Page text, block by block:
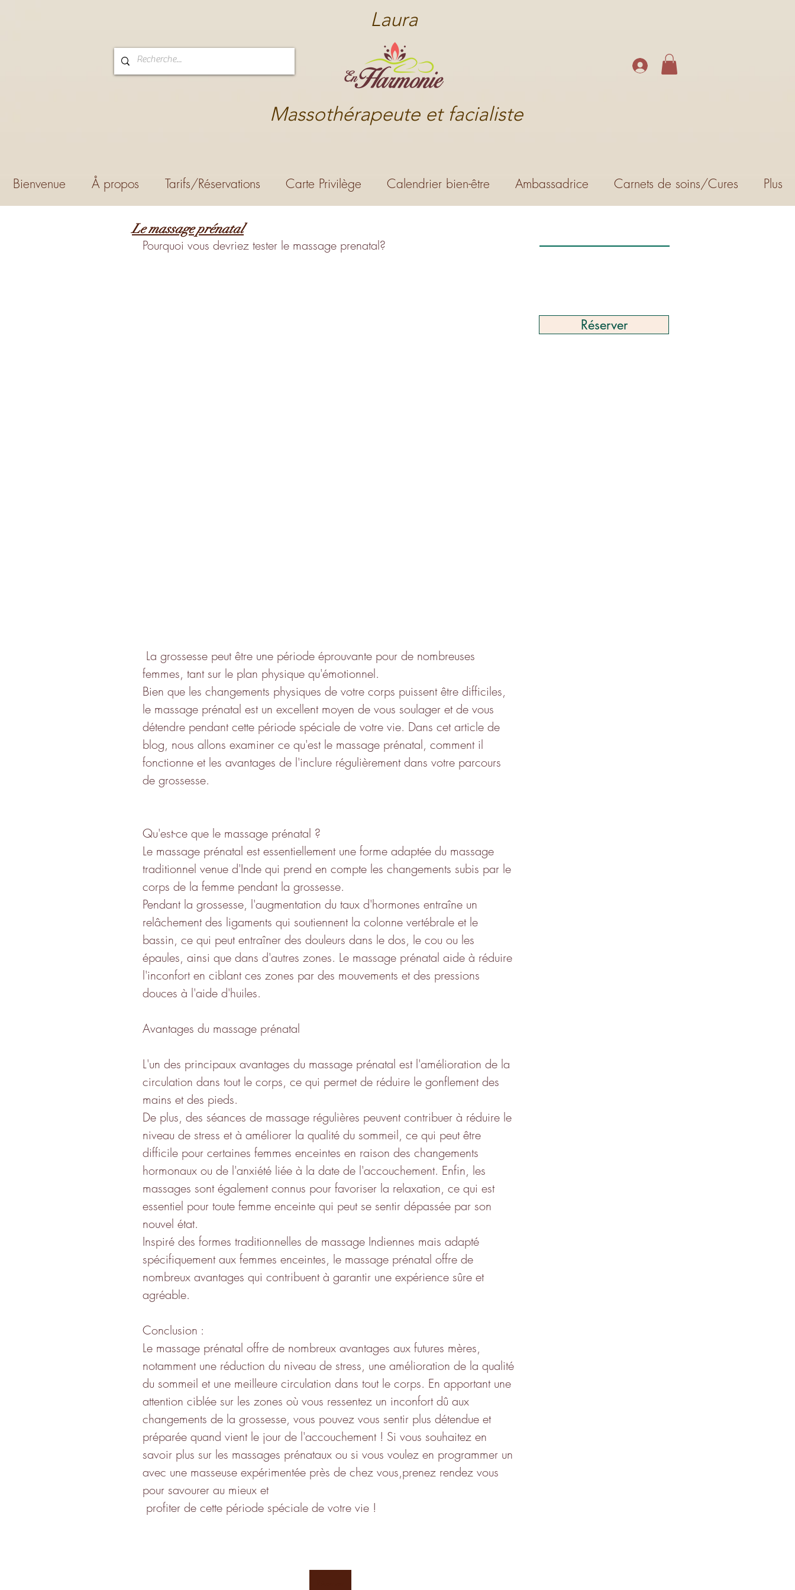
Laura
Massothérapeute et facialiste
Bienvenue Å propos Tarifs/Réservations Carte Privilège Calendrier bien-être Ambassadrice Carnets de soins/Cures Plus
Le massage prénatal
Pourquoi vous devriez tester le massage prenatal?
femmes, tant sur le plan physique qu'émotionnel.
Bien que les changements physiques de votre corps puissent être difficiles,
le massage prénatal est un excellent moyen de vous soulager et de vous
détendre pendant cette période spéciale de votre vie. Dans cet article de
blog, nous allons examiner ce qu'est le massage prénatal, comment il
fonctionne et les avantages de l'inclure régulièrement dans votre parcours
de grossesse.
Qu'est-ce que le massage prénatal ?
Le massage prénatal est essentiellement une forme adaptée du massage
traditionnel venue d'Inde qui prend en compte les changements subis par le
corps de la femme pendant la grossesse.
Pendant la grossesse, l'augmentation du taux d'hormones entraîne un
relâchement des ligaments qui soutiennent la colonne vertébrale et le
bassin, ce qui peut entraîner des douleurs dans le dos, le cou ou les
épaules, ainsi que dans d'autres zones. Le massage prénatal aide à réduire
l'inconfort en ciblant ces zones par des mouvements et des pressions
douces à l'aide d'huiles.
Avantages du massage prénatal
L'un des principaux avantages du massage prénatal est l'amélioration de la
circulation dans tout le corps, ce qui permet de réduire le gonflement des
mains et des pieds.
De plus, des séances de massage régulières peuvent contribuer à réduire le
niveau de stress et à améliorer la qualité du sommeil, ce qui peut être
difficile pour certaines femmes enceintes en raison des changements
hormonaux ou de l'anxiété liée à la date de l'accouchement. Enfin, les
massages sont également connus pour favoriser la relaxation, ce qui est
essentiel pour toute femme enceinte qui peut se sentir dépassée par son
nouvel état.
Inspiré des formes traditionnelles de massage Indiennes mais adapté
spécifiquement aux femmes enceintes, le massage prénatal offre de
nombreux avantages qui contribuent à garantir une expérience sûre et
agréable.
Conclusion :
Le massage prénatal offre de nombreux avantages aux futures mères,
notamment une réduction du niveau de stress, une amélioration de la qualité
du sommeil et une meilleure circulation dans tout le corps. En apportant une
attention ciblée sur les zones où vous ressentez un inconfort dû aux
changements de la grossesse, vous pouvez vous sentir plus détendue et
préparée quand vient le jour de l'accouchement ! Si vous souhaitez en
savoir plus sur les massages prénataux ou si vous voulez en programmer un
avec une masseuse expérimentée près de chez vous,prenez rendez vous
pour savourer au mieux et
profiter de cette période spéciale de votre vie !
Réserver